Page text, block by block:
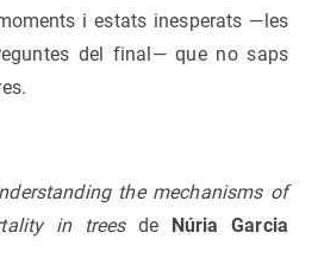
i estats inesperats —les
del final— que no saps
the mechanisms of
in treesde Núria Garcia